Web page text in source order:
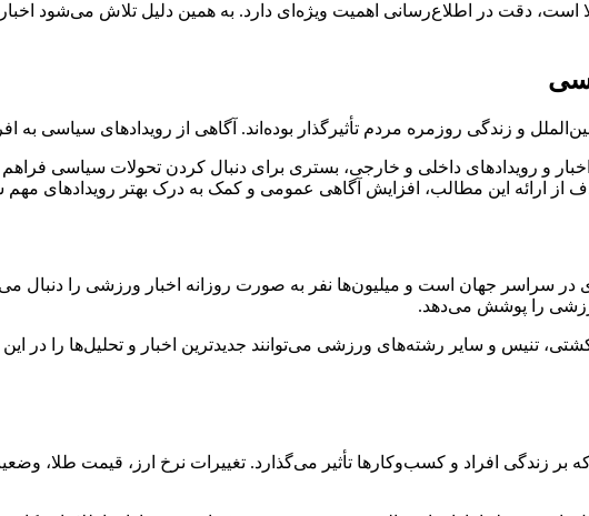
است، دقت در اطلاع‌رسانی اهمیت ویژه‌ای دارد. به همین دلیل تلاش می‌شود
و زندگی روزمره مردم تأثیرگذار بوده‌اند. آگاهی از رویدادهای سیاسی
و رویدادهای داخلی و خارجی، بستری برای دنبال کردن تحولات سیاسی
ارائه این مطالب، افزایش آگاهی عمومی و کمک به درک بهتر رویدادهای
سراسر جهان است و میلیون‌ها نفر به صورت روزانه اخبار ورزشی را دنبال
ورزشی را پوشش می‌دهد.
کشتی، تنیس و سایر رشته‌های ورزشی می‌توانند جدیدترین اخبار و تحلیل‌ها را
بر زندگی افراد و کسب‌وکارها تأثیر می‌گذارد. تغییرات نرخ ارز، قیمت طلا،